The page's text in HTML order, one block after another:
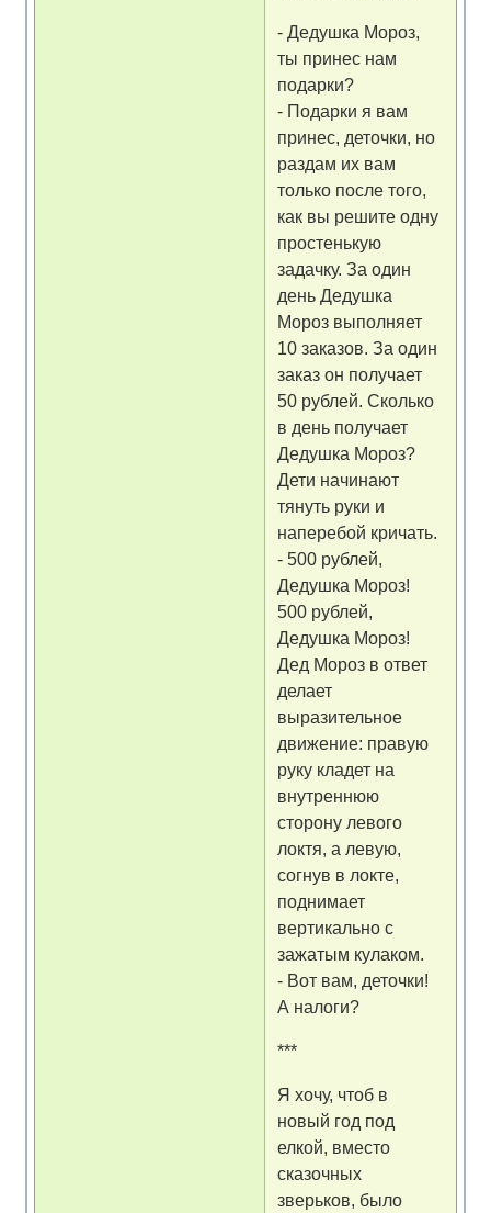
- Дедушка Мороз,
ты принес нам
подарки?
- Подарки я вам
принес, деточки, но
раздам их вам
только после того,
как вы решите одну
простенькую
задачку. За один
день Дедушка
Мороз выполняет
10 заказов. За один
заказ он получает
50 рублей. Сколько
в день получает
Дедушка Мороз?
Дети начинают
тянуть руки и
наперебой кричать.
- 500 рублей,
Дедушка Мороз!
500 рублей,
Дедушка Мороз!
Дед Мороз в ответ
делает
выразительное
движение: правую
руку кладет на
внутреннюю
сторону левого
локтя, а левую,
согнув в локте,
поднимает
вертикально с
зажатым кулаком.
- Вот вам, деточки!
А налоги?
***
Я хочу, чтоб в
новый год под
елкой, вместо
сказочных
зверьков, было